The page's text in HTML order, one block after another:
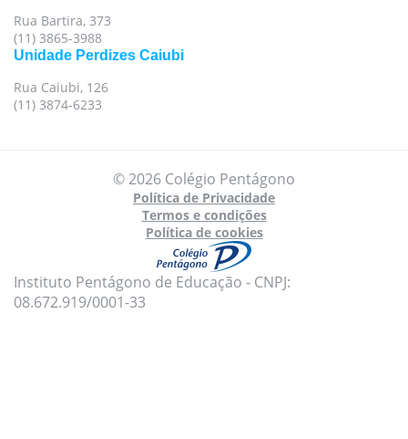
Rua Bartira, 373
(11) 3865-3988
Unidade Perdizes Caiubi
Rua Caiubi, 126
(11) 3874-6233
© 2026 Colégio Pentágono
Política de Privacidade
Termos e condições
Política de cookies
Instituto Pentágono de Educação - CNPJ:
08.672.919/0001-33